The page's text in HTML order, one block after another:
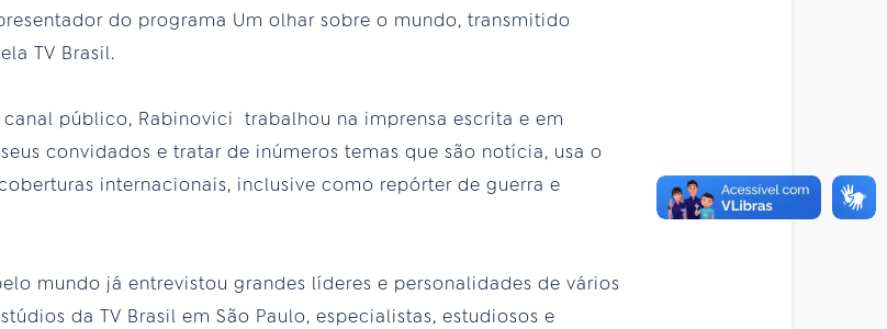
do programa Um olhar sobre o mundo, transmitido
TV Brasil.
público, Rabinovici trabalhou na imprensa escrita e em
convidados e tratar de inúmeros temas que são notícia, usa o
internacionais, inclusive como repórter de guerra e
mundo já entrevistou grandes líderes e personalidades de vários
da TV Brasil em São Paulo, especialistas, estudiosos e